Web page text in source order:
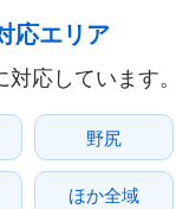
応エリア
応しています。
野尻
ほか全域